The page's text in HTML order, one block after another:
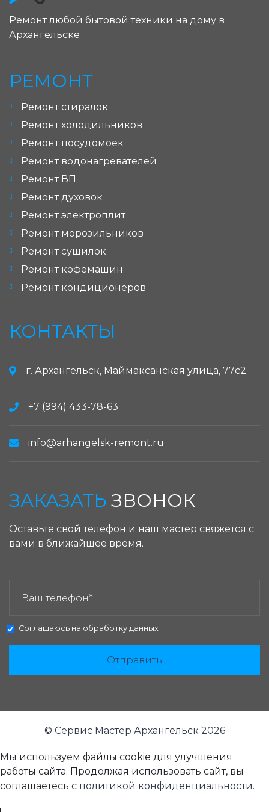
Ремонт любой бытовой техники на дому в
Архангельске
РЕМОНТ
Ремонт стиралок
Ремонт холодильников
Ремонт посудомоек
Ремонт водонагревателей
Ремонт ВП
Ремонт духовок
Ремонт электроплит
Ремонт морозильников
Ремонт сушилок
Ремонт кофемашин
Ремонт кондиционеров
КОНТАКТЫ
г. Архангельск, Маймаксанская улица, 77с2
+7 (994) 433-78-63
info@arhangelsk-remont.ru
ЗАКАЗАТЬ ЗВОНОК
Оставьте свой телефон и наш мастер свяжется с
вами в ближайшее время.
Соглашаюсь на обработку данных
Отправить
© Сервис Мастер Архангельск 2026
Мы используем файлы cookie для улучшения
работы сайта. Продолжая использовать сайт, вы
соглашаетесь с политикой конфиденциальности.